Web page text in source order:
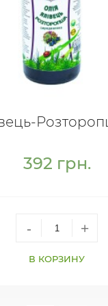
392 грн.
- +
В КОРЗИНУ